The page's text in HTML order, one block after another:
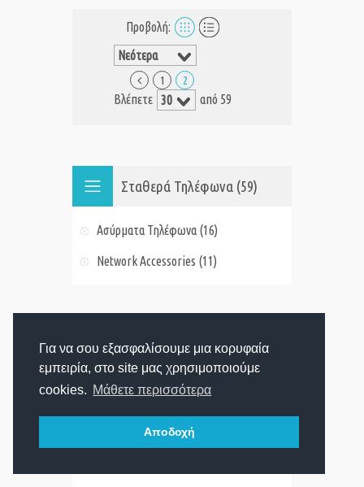
Για να σου εξασφαλίσουμε μια κορυφαία
εμπειρία, στο site μας χρησιμοποιούμε
cookies. Μάθετε περισσότερα
Αποδοχή
Προβολή:
1 2
Βλέπετε από 59
Σταθερά Τηλέφωνα (59)
Ασύρματα Τηλέφωνα (16)
Network Accessories (11)
Φίλτρα
Με μειωμένη τιμή!
Άμεσα Διαθέσιμα